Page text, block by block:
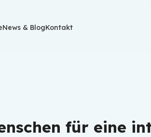
News & BlogKontakt
News & BlogKontakt
für eine